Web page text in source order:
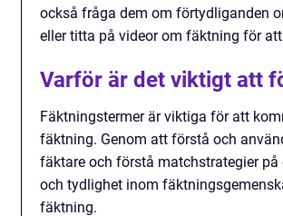
också fråga dem om förtydliganden
eller titta på videor om fäktning för
Varför är det viktigt att
Fäktningstermer är viktiga för att
fäktning. Genom att förstå och
fäktare och förstå matchstrategier
och tydlighet inom
fäktning.